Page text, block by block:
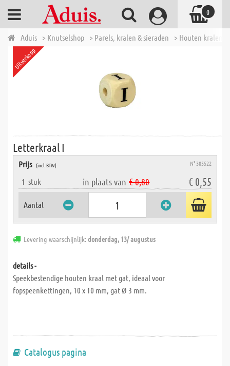
Aduis > Knutselshop > Parels, kralen & sieraden > Houten kralen
Uitverkoop
Letterkraal I
Prijs (incl. BTW) N° 305522
1 stuk in plaats van € 0,80 € 0,55
Aantal
Levering waarschijnlijk:donderdag, 13/ augustus
details -
Speekbestendige houten kraal met gat, ideaal voor
fopspeenkettingen, 10 x 10 mm, gat Ø 3 mm.
Catalogus pagina
0